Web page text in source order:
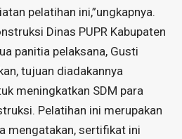
pelatihan ini,”ungkapnya.
Dinas PUPR Kabupaten
panitia pelaksana, Gusti
tujuan diadakannya
meningkatkan SDM para
Pelatihan ini merupakan
mengatakan, sertifikat ini